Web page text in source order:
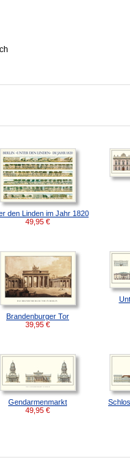
den Linden im Jahr 1820
49,95 €
Brandenburger Tor
39,95 €
Gendarmenmarkt
49,95 €